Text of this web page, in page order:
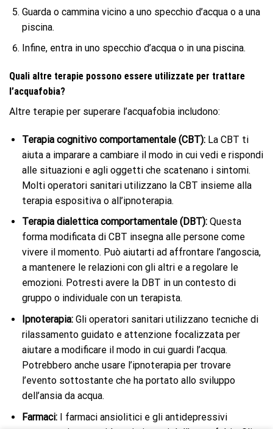
Guarda o cammina vicino a uno specchio d’acqua o a una
piscina.
Infine, entra in uno specchio d’acqua o in una piscina.
Quali altre terapie possono essere utilizzate per trattare
l’acquafobia?
Altre terapie per superare l’acquafobia includono:
Terapia cognitivo comportamentale (CBT):La CBT ti
aiuta a imparare a cambiare il modo in cui vedi e rispondi
alle situazioni e agli oggetti che scatenano i sintomi.
Molti operatori sanitari utilizzano la CBT insieme alla
terapia espositiva o all’ipnoterapia.
Terapia dialettica comportamentale (DBT):Questa
forma modificata di CBT insegna alle persone come
vivere il momento. Può aiutarti ad affrontare l’angoscia,
a mantenere le relazioni con gli altri e a regolare le
emozioni. Potresti avere la DBT in un contesto di
gruppo o individuale con un terapista.
Ipnoterapia:Gli operatori sanitari utilizzano tecniche di
rilassamento guidato e attenzione focalizzata per
aiutare a modificare il modo in cui guardi l’acqua.
Potrebbero anche usare l’ipnoterapia per trovare
l’evento sottostante che ha portato allo sviluppo
dell’ansia da acqua.
Farmaci:I farmaci ansiolitici e gli antidepressivi